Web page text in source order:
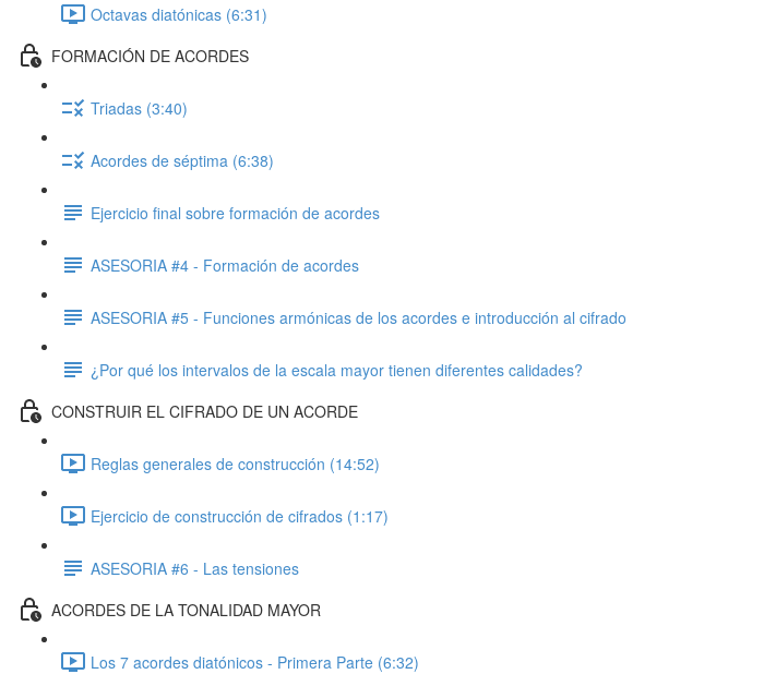
Octavas diatónicas (6:31)
FORMACIÓN DE ACORDES
Triadas (3:40)
Acordes de séptima (6:38)
Ejercicio final sobre formación de acordes
ASESORIA #4 - Formación de acordes
ASESORIA #5 - Funciones armónicas de los acordes e introducción al cifrado
¿Por qué los intervalos de la escala mayor tienen diferentes calidades?
CONSTRUIR EL CIFRADO DE UN ACORDE
Reglas generales de construcción (14:52)
Ejercicio de construcción de cifrados (1:17)
ASESORIA #6 - Las tensiones
ACORDES DE LA TONALIDAD MAYOR
Los 7 acordes diatónicos - Primera Parte (6:32)